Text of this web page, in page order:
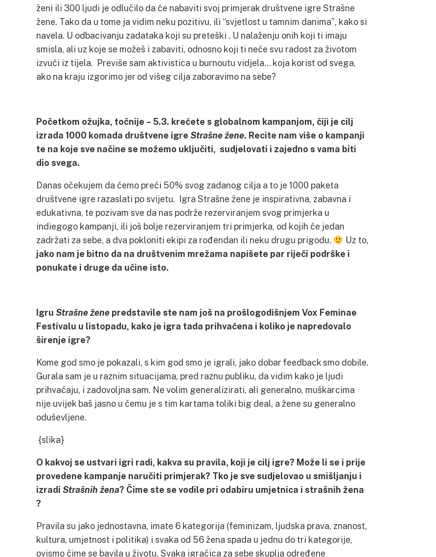
ženi ili 300 ljudi je odlučilo da će nabaviti svoj primjerak društvene igre Strašne
žene. Tako da u tome ja vidim neku pozitivu, ili “svjetlost u tamnim danima”, kako si
navela. U odbacivanju zadataka koji su preteški . U nalaženju onih koji ti imaju
smisla, ali uz koje se možeš i zabaviti, odnosno koji ti neće svu radost za životom
izvući iz tijela. Previše sam aktivistica u burnoutu vidjela… koja korist od svega,
ako na kraju izgorimo jer od višeg cilja zaboravimo na sebe?
Početkom ožujka, točnije – 5.3. krećete s globalnom kampanjom, čiji je cilj
izrada 1000 komada društvene igre Strašne žene. Recite nam više o kampanji
te na koje sve načine se možemo uključiti, sudjelovati i zajedno s vama biti
dio svega.
Danas očekujem da ćemo preći 50% svog zadanog cilja a to je 1000 paketa
društvene igre razaslati po svijetu. Igra Strašne žene je inspirativna, zabavna i
edukativna, te pozivam sve da nas podrže rezerviranjem svog primjerka u
indiegogo kampanji, ili još bolje rezerviranjem tri primjerka, od kojih će jedan
zadržati za sebe, a dva pokloniti ekipi za rođendan ili neku drugu prigodu.
Uz to,
jako nam je bitno da na društvenim mrežama napišete par riječi podrške i
ponukate i druge da učine isto.
Igru Strašne žene predstavile ste nam još na prošlogodišnjem Vox Feminae
Festivalu u listopadu, kako je igra tada prihvaćena i koliko je napredovalo
širenje igre?
Kome god smo je pokazali, s kim god smo je igrali, jako dobar feedback smo dobile.
Gurala sam je u raznim situacijama, pred raznu publiku, da vidim kako je ljudi
prihvaćaju, i zadovoljna sam. Ne volim generalizirati, ali generalno, muškarcima
nije uvijek baš jasno u čemu je s tim kartama toliki big deal, a žene su generalno
oduševljene.
{slika}
O kakvoj se ustvari igri radi, kakva su pravila, koji je cilj igre? Može li se i prije
provedene kampanje naručiti primjerak? Tko je sve sudjelovao u smišljanju i
izradi Strašnih žena? Čime ste se vodile pri odabiru umjetnica i strašnih žena
?
Pravila su jako jednostavna, imate 6 kategorija (feminizam, ljudska prava, znanost,
kultura, umjetnost i politika) i svaka od 56 žena spada u jednu do tri kategorije,
ovismo čime se bavila u životu. Svaka igračica za sebe skuplja određene